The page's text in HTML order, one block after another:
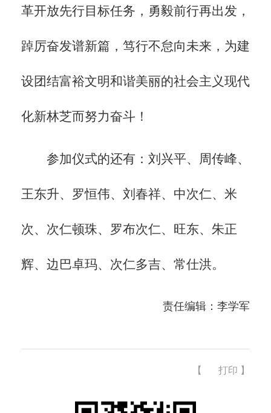
革开放先行目标任务，勇毅前行再出发，
踔厉奋发谱新篇，笃行不怠向未来，为建
设团结富裕文明和谐美丽的社会主义现代
化新林芝而努力奋斗！
参加仪式的还有：刘兴平、周传峰、
王东升、罗恒伟、刘春祥、中次仁、米
次、次仁顿珠、罗布次仁、旺东、朱正
辉、边巴卓玛、次仁多吉、常仕洪。
责任编辑：李学军
【 打印 】